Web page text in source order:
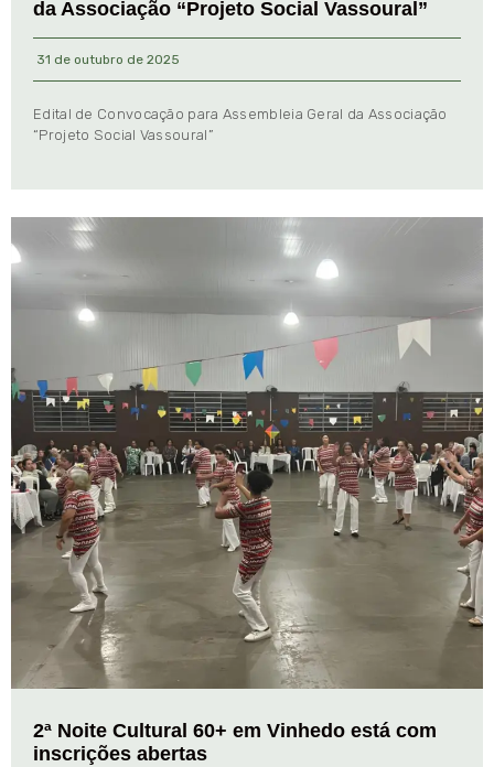
da Associação “Projeto Social Vassoural”
31 de outubro de 2025
Edital de Convocação para Assembleia Geral da Associação
“Projeto Social Vassoural”
2ª Noite Cultural 60+ em Vinhedo está com
inscrições abertas